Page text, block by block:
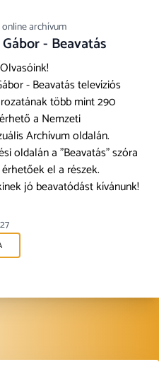
online archívum
- Beavatás
- Beavatás televíziós
több mint 290
a Nemzeti
Archívum oldalán.
oldalán a "Beavatás" szóra
el a részek.
jó beavatódást kívánunk!